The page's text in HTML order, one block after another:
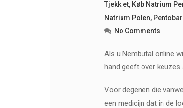
Tjekkiet, Køb Natrium
Natrium Polen,
No Comments
Als u Nembutal online
hand geeft over keuzes
Voor degenen die
een medicijn dat in de